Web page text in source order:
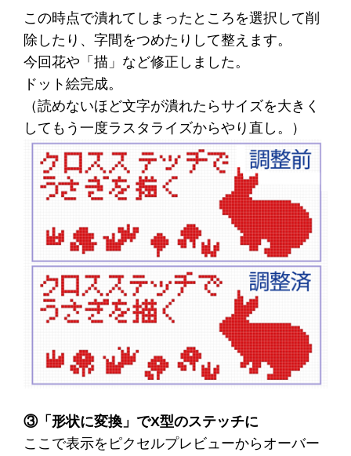
この時点で潰れてしまったところを選択して削
除したり、字間をつめたりして整えます。
今回花や「描」など修正しました。
ドット絵完成。
（読めないほど文字が潰れたらサイズを大きく
してもう一度ラスタライズからやり直し。）
③「形状に変換」でX型のステッチに
ここで表示をピクセルプレビューからオーバー